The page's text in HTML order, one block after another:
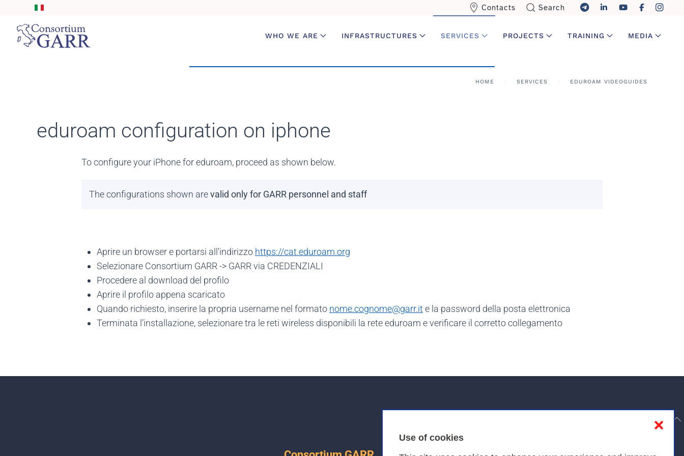
Use of cookies
❌
Skip to main content
Contacts Search
WHO WE ARE INFRASTRUCTURES SERVICES PROJECTS TRAINING MEDIA
HOME SERVICES EDUROAM VIDEOGUIDES
eduroam configuration on iphone
To configure your iPhone for eduroam, proceed as shown below.
The configurations shown arevalid only for GARR personnel and staff
Aprire un browser e portarsi all’indirizzo https://cat.eduroam.org
Selezionare Consortium GARR -> GARR via CREDENZIALI
Procedere al download del profilo
Aprire il profilo appena scaricato
Quando richiesto, inserire la propria username nel formato nome.cognome@garr.it e la password della posta elettronica
Terminata l’installazione, selezionare tra le reti wireless disponibili la rete eduroam e verificare il corretto collegamento
to top